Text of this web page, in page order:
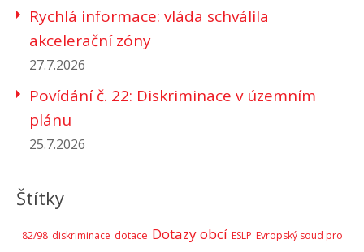
Rychlá informace: vláda schválila
akcelerační zóny
27.7.2026
Povídání č. 22: Diskriminace v územním
plánu
25.7.2026
Štítky
82/98 diskriminace dotace Dotazy obcí ESLP Evropský soud pro